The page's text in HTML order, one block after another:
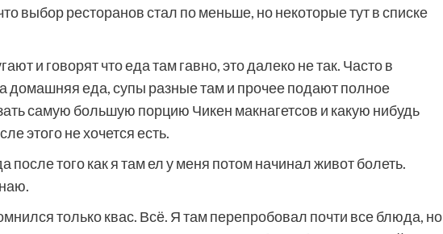
выбор ресторанов стал по меньше, но некоторые тут в списке
и говорят что еда там гавно, это далеко не так. Часто в
домашняя еда, супы разные там и прочее подают полное
самую большую порцию Чикен макнагетсов и какую нибудь
этого не хочется есть.
после того как я там ел у меня потом начинал живот болеть.
только квас. Всё. Я там перепробовал почти все блюда, но